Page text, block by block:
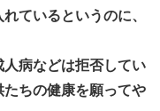
ているというのに、
病などは拒否してい
ちの健康を願ってや